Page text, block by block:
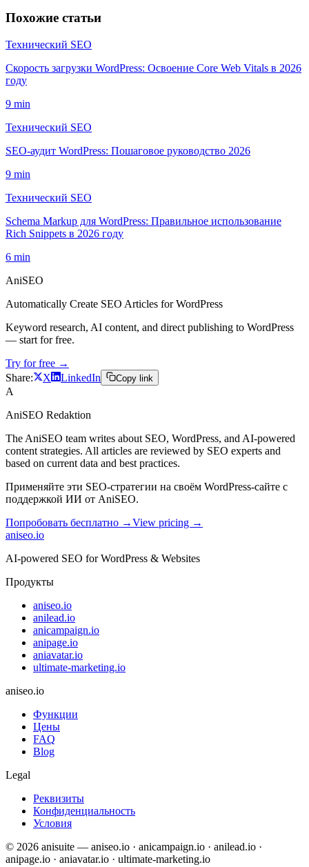
Похожие статьи
Технический SEO
Скорость загрузки WordPress: Освоение Core Web Vitals в 2026
году
9 min
Технический SEO
SEO-аудит WordPress: Пошаговое руководство 2026
9 min
Технический SEO
Schema Markup для WordPress: Правильное использование
Rich Snippets в 2026 году
6 min
AniSEO
Automatically Create SEO Articles for WordPress
Keyword research, AI content, and direct publishing to WordPress
— start for free.
Try for free →
Share:
X LinkedIn Copy link
A
AniSEO Redaktion
The AniSEO team writes about SEO, WordPress, and AI-powered
content strategies. All articles are reviewed by SEO experts and
based on current data and best practices.
Применяйте эти SEO-стратегии на своём WordPress-сайте с
поддержкой ИИ от AniSEO.
Попробовать бесплатно →View pricing →
aniseo.io
AI-powered SEO for WordPress & Websites
Продукты
aniseo.io
anilead.io
anicampaign.io
anipage.io
aniavatar.io
ultimate-marketing.io
aniseo.io
Функции
Цены
FAQ
Blog
Legal
Реквизиты
Конфиденциальность
Условия
© 2026 anisuite — aniseo.io · anicampaign.io · anilead.io ·
anipage.io · aniavatar.io · ultimate-marketing.io